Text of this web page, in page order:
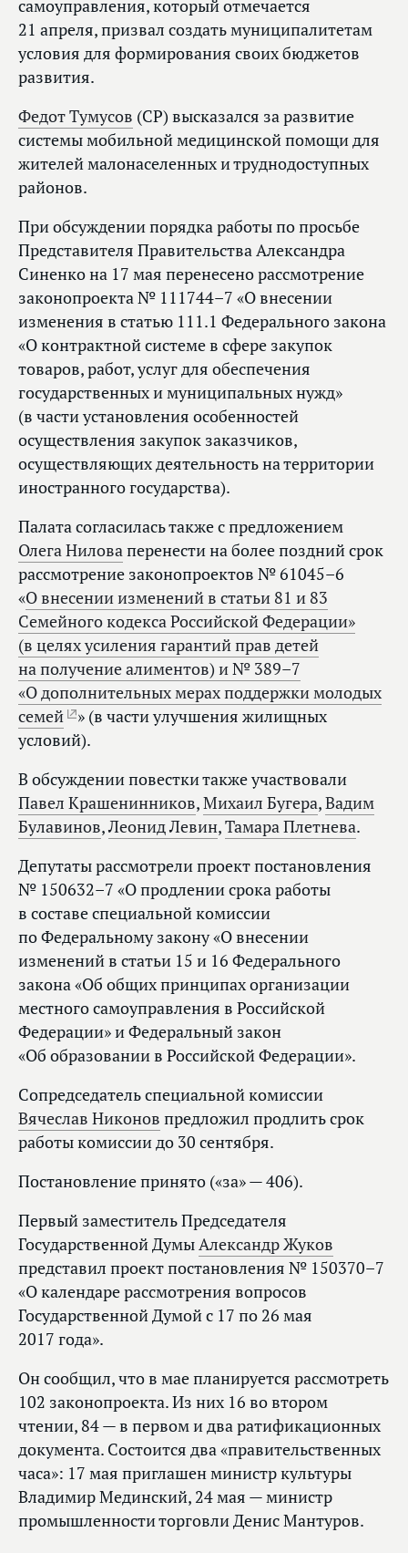
самоуправления, который отмечается
21 апреля, призвал создать муниципалитетам
условия для формирования своих бюджетов
развития.
Федот Тумусов (СР) высказался за развитие
системы мобильной медицинской помощи для
жителей малонаселенных и труднодоступных
районов.
При обсуждении порядка работы по просьбе
Представителя Правительства Александра
Синенко на 17 мая перенесено рассмотрение
законопроекта № 111744–7 «О внесении
изменения в статью 111.1 Федерального закона
«О контрактной системе в сфере закупок
товаров, работ, услуг для обеспечения
государственных и муниципальных нужд»
(в части установления особенностей
осуществления закупок заказчиков,
осуществляющих деятельность на территории
иностранного государства).
Палата согласилась также с предложением
Олега Ниловаперенести на более поздний срок
рассмотрение законопроектов № 61045–6
«О внесении изменений в статьи 81 и 83
Семейного кодекса Российской Федерации»
(в целях усиления гарантий прав детей
на получение алиментов) и № 389–7
«О дополнительных мерах поддержки молодых
семей
» (в части улучшения жилищных
условий).
В обсуждении повестки также участвовали
Павел Крашенинников,Михаил Бугера,Вадим
Булавинов,Леонид Левин,Тамара Плетнева.
Депутаты рассмотрели проект постановления
№ 150632–7 «О продлении срока работы
в составе специальной комиссии
по Федеральному закону «О внесении
изменений в статьи 15 и 16 Федерального
закона «Об общих принципах организации
местного самоуправления в Российской
Федерации» и Федеральный закон
«Об образовании в Российской Федерации».
Сопредседатель специальной комиссии
Вячеслав Никонов предложил продлить срок
работы комиссии до 30 сентября.
Постановление принято («за» — 406).
Первый заместитель Председателя
Государственной ДумыАлександр Жуков
представил проект постановления № 150370–7
«О календаре рассмотрения вопросов
Государственной Думой с 17 по 26 мая
2017 года».
Он сообщил, что в мае планируется рассмотреть
102 законопроекта. Из них 16 во втором
чтении, 84 — в первом и два ратификационных
документа. Состоится два «правительственных
часа»: 17 мая приглашен министр культуры
Владимир Мединский, 24 мая — министр
промышленности торговли Денис Мантуров.